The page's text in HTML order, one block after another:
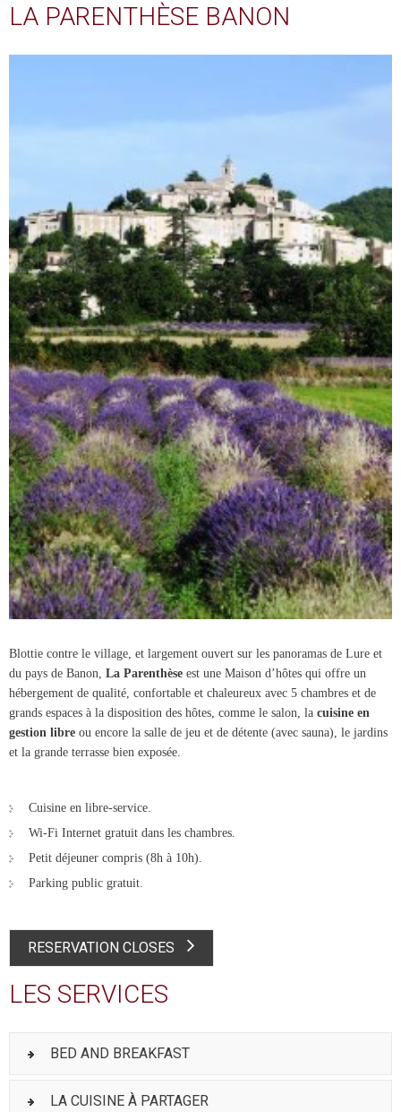
LA PARENTHÈSE BANON
Blottie contre le village, et largement ouvert sur les panoramas de Lure et
du pays de Banon, La Parenthèse est une Maison d’hôtes qui offre un
hébergement de qualité, confortable et chaleureux avec 5 chambres et de
grands espaces à la disposition des hôtes, comme le salon, la cuisine en
gestion libre ou encore la salle de jeu et de détente (avec sauna), le jardins
et la grande terrasse bien exposée.
Cuisine en libre-service.
Wi-Fi Internet gratuit dans les chambres.
Petit déjeuner compris (8h à 10h).
Parking public gratuit.
RESERVATION CLOSES
LES SERVICES
BED AND BREAKFAST
LA CUISINE À PARTAGER